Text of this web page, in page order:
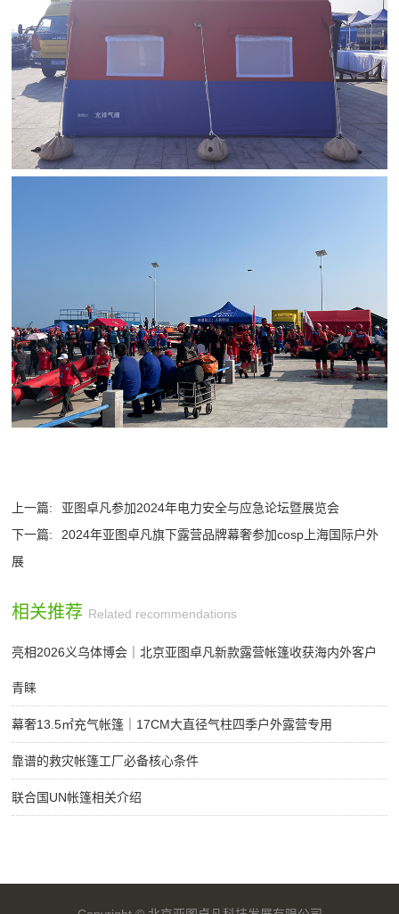
上一篇:
亚图卓凡参加2024年电力安全与应急论坛暨展览会
下一篇:
2024年亚图卓凡旗下露营品牌幕奢参加cosp上海国际户外
展
相关推荐 Related recommendations
亮相2026义乌体博会｜北京亚图卓凡新款露营帐篷收获海内外客户
青睐
幕奢13.5㎡充气帐篷｜17CM大直径气柱四季户外露营专用
靠谱的救灾帐篷工厂必备核心条件
联合国UN帐篷相关介绍